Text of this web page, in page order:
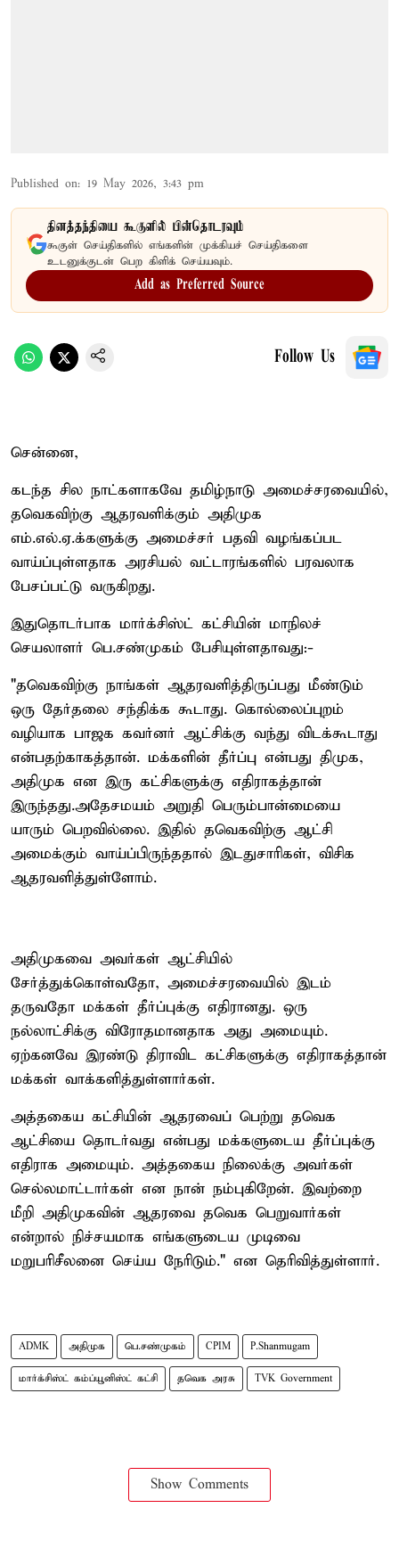
Published on: 19 May 2026, 3:43 pm
தினத்தந்தியை கூகுளில் பின்தொடரவும்
கூகுள் செய்திகளில் எங்களின் முக்கியச் செய்திகளை
உடனுக்குடன் பெற கிளிக் செய்யவும்.
Add as Preferred Source
Follow Us
சென்னை,
கடந்த சில நாட்களாகவே தமிழ்நாடு அமைச்சரவையில்,
தவெகவிற்கு ஆதரவளிக்கும் அதிமுக
எம்.எல்.ஏ.க்களுக்கு அமைச்சர் பதவி வழங்கப்பட
வாய்ப்புள்ளதாக அரசியல் வட்டாரங்களில் பரவலாக
பேசப்பட்டு வருகிறது.
இதுதொடர்பாக மார்க்சிஸ்ட் கட்சியின் மாநிலச்
செயலாளர் பெ.சண்முகம் பேசியுள்ளதாவது:-
"தவெகவிற்கு நாங்கள் ஆதரவளித்திருப்பது மீண்டும்
ஒரு தேர்தலை சந்திக்க கூடாது. கொல்லைப்புறம்
வழியாக பாஜக கவர்னர் ஆட்சிக்கு வந்து விடக்கூடாது
என்பதற்காகத்தான். மக்களின் தீர்ப்பு என்பது திமுக,
அதிமுக என இரு கட்சிகளுக்கு எதிராகத்தான்
இருந்தது.அதேசமயம் அறுதி பெரும்பான்மையை
யாரும் பெறவில்லை. இதில் தவெகவிற்கு ஆட்சி
அமைக்கும் வாய்ப்பிருந்ததால் இடதுசாரிகள், விசிக
ஆதரவளித்துள்ளோம்.
அதிமுகவை அவர்கள் ஆட்சியில்
சேர்த்துக்கொள்வதோ, அமைச்சரவையில் இடம்
தருவதோ மக்கள் தீர்ப்புக்கு எதிரானது. ஒரு
நல்லாட்சிக்கு விரோதமானதாக அது அமையும்.
ஏற்கனவே இரண்டு திராவிட கட்சிகளுக்கு எதிராகத்தான்
மக்கள் வாக்களித்துள்ளார்கள்.
அத்தகைய கட்சியின் ஆதரவைப் பெற்று தவெக
ஆட்சியை தொடர்வது என்பது மக்களுடைய தீர்ப்புக்கு
எதிராக அமையும். அத்தகைய நிலைக்கு அவர்கள்
செல்லமாட்டார்கள் என நான் நம்புகிறேன். இவற்றை
மீறி அதிமுகவின் ஆதரவை தவெக பெறுவார்கள்
என்றால் நிச்சயமாக எங்களுடைய முடிவை
மறுபரிசீலனை செய்ய நேரிடும்." என தெரிவித்துள்ளார்.
ADMK அதிமுக பெ.சண்முகம் CPIM P.Shanmugam
மார்க்சிஸ்ட் கம்ப்யூனிஸ்ட் கட்சி தவெக அரசு TVK Government
Show Comments